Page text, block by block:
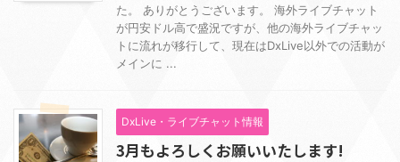
た。 ありがとうございます。 海外ライブチャット
が円安ドル高で盛況ですが、他の海外ライブチャッ
トに流れが移行して、現在はDxLive以外での活動が
メインに ...
DxLive・ライブチャット情報
3月もよろしくお願いいたします!